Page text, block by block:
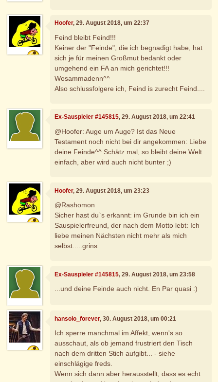
Hoofer, 29. August 2018, um 22:37
Feind bleibt Feind!!!
Keiner der "Feinde", die ich begnadigt habe, hat
sich je für meinen Großmut bedankt oder
umgehend ein FA an mich gerichtet!!!
Wosammadenn^^
Also schlussfolgere ich, Feind is zurecht Feind....
Ex-Sauspieler #145815, 29. August 2018, um 22:41
@Hoofer: Auge um Auge? Ist das Neue
Testament noch nicht bei dir angekommen: Liebe
deine Feinde^^ Schätz mal, so bleibt deine Welt
einfach, aber wird auch nicht bunter ;)
Hoofer, 29. August 2018, um 23:23
@Rashomon
Sicher hast du`s erkannt: im Grunde bin ich ein
Sauspielerfreund, der nach dem Motto lebt: Ich
liebe meinen Nächsten nicht mehr als mich
selbst.....grins
Ex-Sauspieler #145815, 29. August 2018, um 23:58
...und deine Feinde auch nicht. En Par quasi :)
hansolo_forever, 30. August 2018, um 00:21
Ich sperre manchmal im Affekt, wenn's so
ausschaut, als ob jemand frustriert den Tisch
nach dem dritten Stich aufgibt... - siehe
einschlägige freds.
Wenn sich dann aber herausstellt, dass es echt